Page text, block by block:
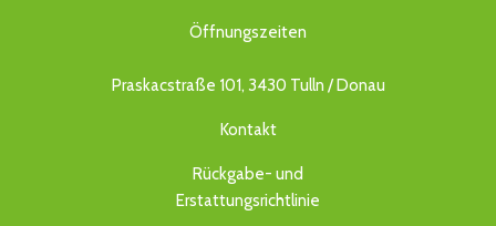
Öffnungszeiten
Praskacstraße 101, 3430 Tulln / Donau
Kontakt
Rückgabe- und
Erstattungsrichtlinie